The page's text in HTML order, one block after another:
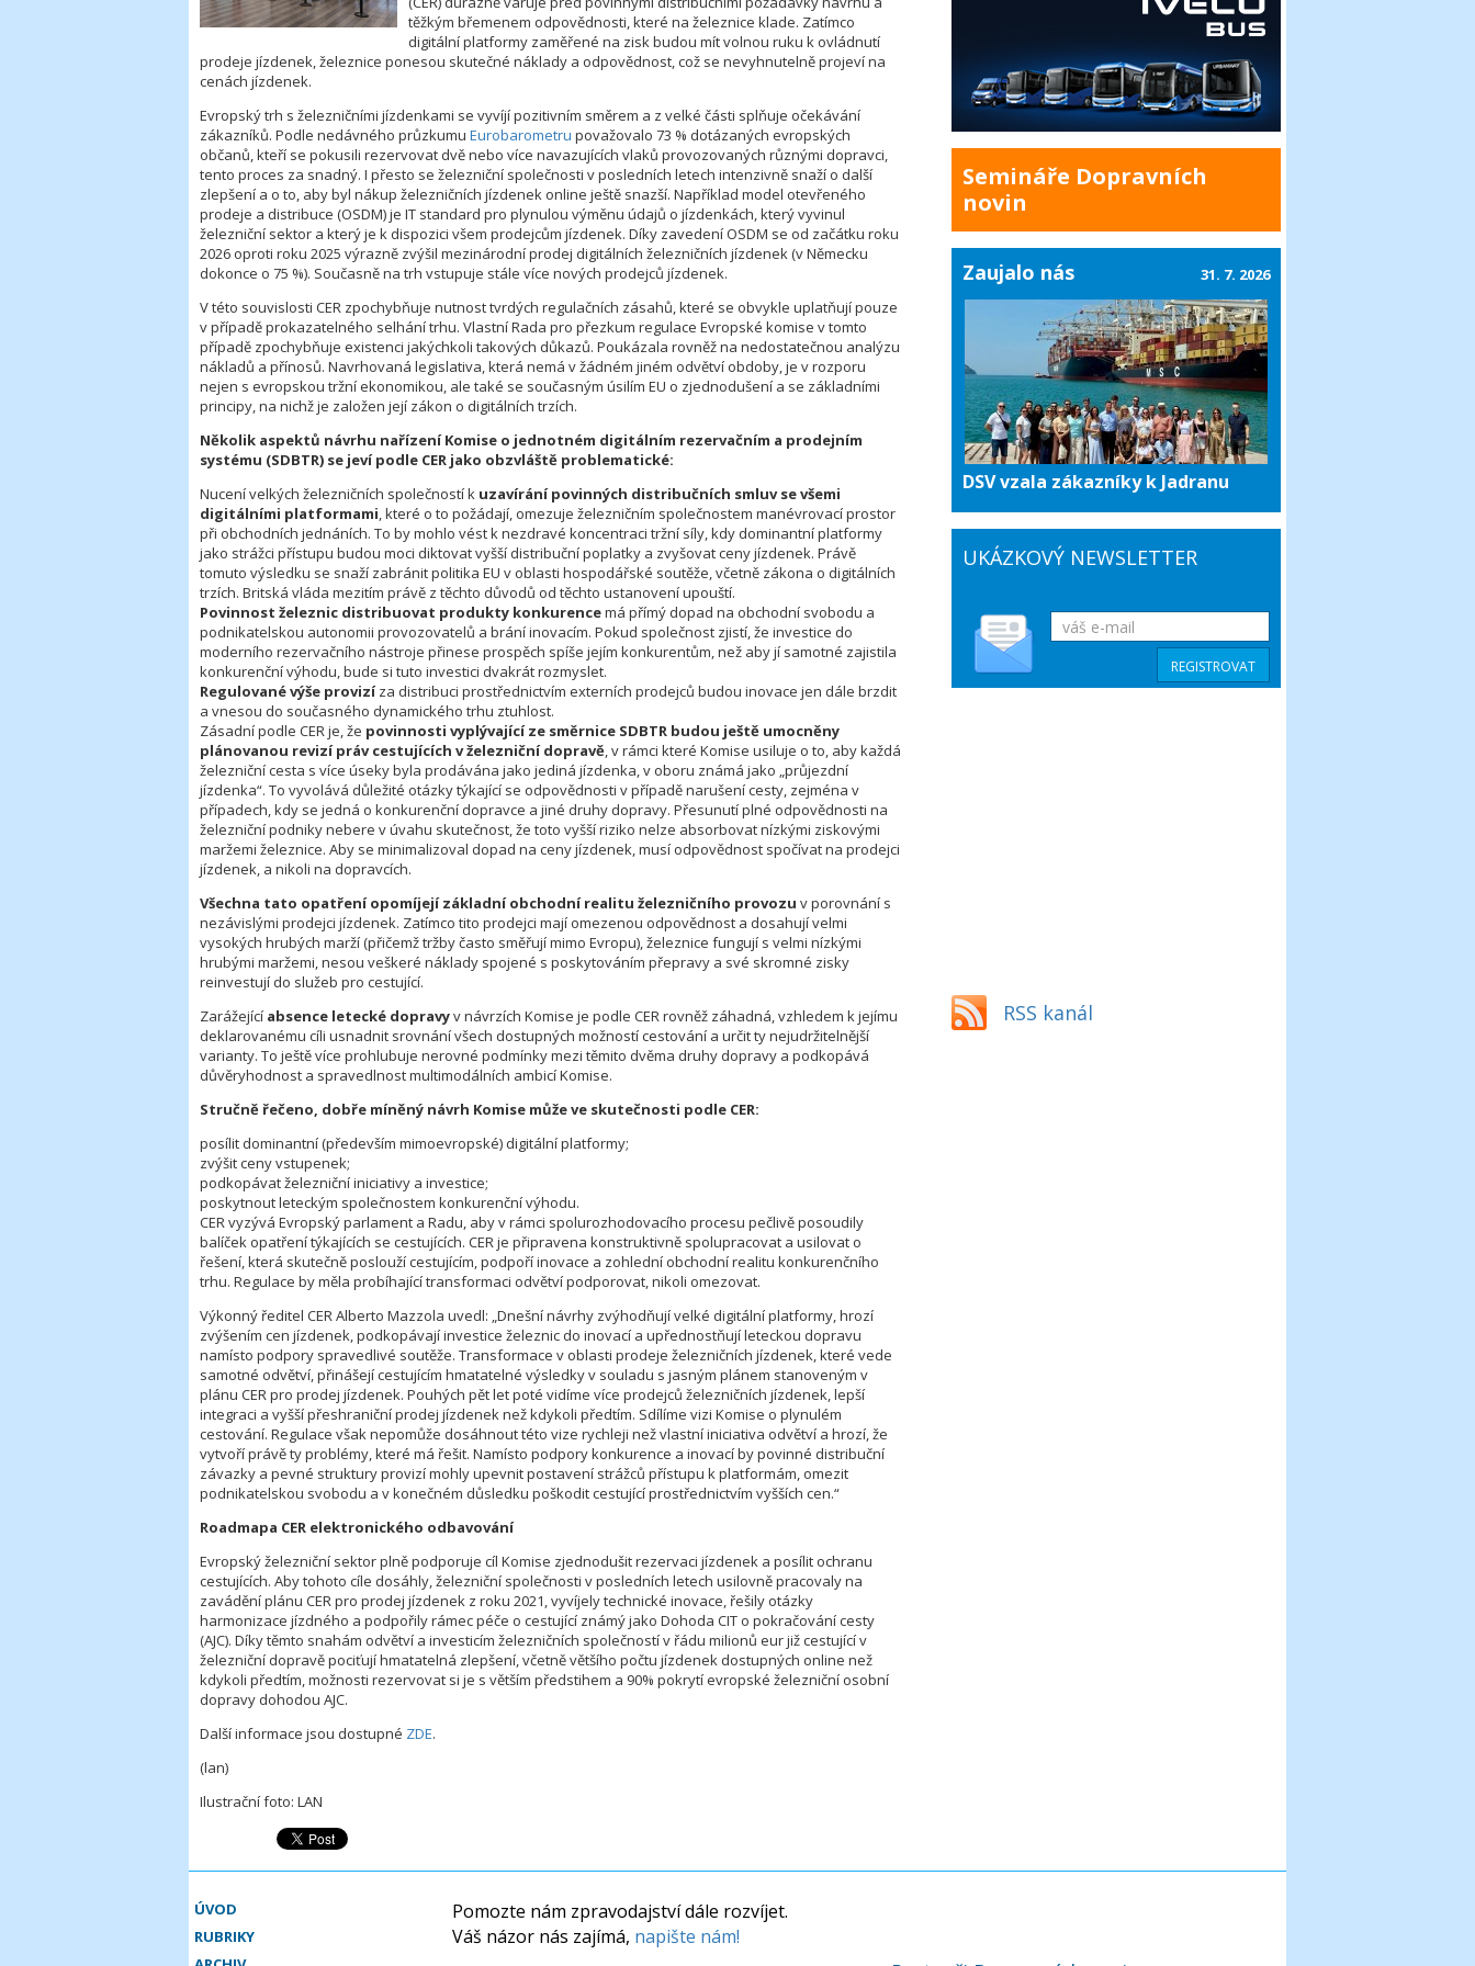
těžkým břemenem odpovědnosti, které na železnice klade. Zatímco
digitální platformy zaměřené na zisk budou mít volnou ruku k ovládnutí
prodeje jízdenek, železnice ponesou skutečné náklady a odpovědnost, což se nevyhnutelně projeví na
cenách jízdenek.
Evropský trh s železničními jízdenkami se vyvíjí pozitivním směrem a z velké části splňuje očekávání
zákazníků. Podle nedávného průzkumu Eurobarometru považovalo 73 % dotázaných evropských
občanů, kteří se pokusili rezervovat dvě nebo více navazujících vlaků provozovaných různými dopravci,
tento proces za snadný. I přesto se železniční společnosti v posledních letech intenzivně snaží o další
zlepšení a o to, aby byl nákup železničních jízdenek online ještě snazší. Například model otevřeného
prodeje a distribuce (OSDM) je IT standard pro plynulou výměnu údajů o jízdenkách, který vyvinul
železniční sektor a který je k dispozici všem prodejcům jízdenek. Díky zavedení OSDM se od začátku roku
2026 oproti roku 2025 výrazně zvýšil mezinárodní prodej digitálních železničních jízdenek (v Německu
dokonce o 75 %). Současně na trh vstupuje stále více nových prodejců jízdenek.
V této souvislosti CER zpochybňuje nutnost tvrdých regulačních zásahů, které se obvykle uplatňují pouze
v případě prokazatelného selhání trhu. Vlastní Rada pro přezkum regulace Evropské komise v tomto
případě zpochybňuje existenci jakýchkoli takových důkazů. Poukázala rovněž na nedostatečnou analýzu
nákladů a přínosů. Navrhovaná legislativa, která nemá v žádném jiném odvětví obdoby, je v rozporu
nejen s evropskou tržní ekonomikou, ale také se současným úsilím EU o zjednodušení a se základními
principy, na nichž je založen její zákon o digitálních trzích.
Několik aspektů návrhu nařízení Komise o jednotném digitálním rezervačním a prodejním
systému (SDBTR) se jeví podle CER jako obzvláště problematické:
Nucení velkých železničních společností k uzavírání povinných distribučních smluv se všemi
digitálními platformami, které o to požádají, omezuje železničním společnostem manévrovací prostor
při obchodních jednáních. To by mohlo vést k nezdravé koncentraci tržní síly, kdy dominantní platformy
jako strážci přístupu budou moci diktovat vyšší distribuční poplatky a zvyšovat ceny jízdenek. Právě
tomuto výsledku se snaží zabránit politika EU v oblasti hospodářské soutěže, včetně zákona o digitálních
trzích. Britská vláda mezitím právě z těchto důvodů od těchto ustanovení upouští.
Povinnost železnic distribuovat produkty konkurencemá přímý dopad na obchodní svobodu a
podnikatelskou autonomii provozovatelů a brání inovacím. Pokud společnost zjistí, že investice do
moderního rezervačního nástroje přinese prospěch spíše jejím konkurentům, než aby jí samotné zajistila
konkurenční výhodu, bude si tuto investici dvakrát rozmyslet.
Regulované výše provizíza distribuci prostřednictvím externích prodejců budou inovace jen dále brzdit
a vnesou do současného dynamického trhu ztuhlost.
Zásadní podle CER je, že povinnosti vyplývající ze směrnice SDBTR budou ještě umocněny
plánovanou revizí práv cestujících v železniční dopravě, v rámci které Komise usiluje o to, aby každá
železniční cesta s více úseky byla prodávána jako jediná jízdenka, v oboru známá jako „průjezdní
jízdenka“. To vyvolává důležité otázky týkající se odpovědnosti v případě narušení cesty, zejména v
případech, kdy se jedná o konkurenční dopravce a jiné druhy dopravy. Přesunutí plné odpovědnosti na
železniční podniky nebere v úvahu skutečnost, že toto vyšší riziko nelze absorbovat nízkými ziskovými
maržemi železnice. Aby se minimalizoval dopad na ceny jízdenek, musí odpovědnost spočívat na prodejci
jízdenek, a nikoli na dopravcích.
Všechna tato opatření opomíjejí základní obchodní realitu železničního provozu v porovnání s
nezávislými prodejci jízdenek. Zatímco tito prodejci mají omezenou odpovědnost a dosahují velmi
vysokých hrubých marží (přičemž tržby často směřují mimo Evropu), železnice fungují s velmi nízkými
hrubými maržemi, nesou veškeré náklady spojené s poskytováním přepravy a své skromné zisky
reinvestují do služeb pro cestující.
Zarážející absence letecké dopravyv návrzích Komise je podle CER rovněž záhadná, vzhledem k jejímu
deklarovanému cíli usnadnit srovnání všech dostupných možností cestování a určit ty nejudržitelnější
varianty. To ještě více prohlubuje nerovné podmínky mezi těmito dvěma druhy dopravy a podkopává
důvěryhodnost a spravedlnost multimodálních ambicí Komise.
Stručně řečeno, dobře míněný návrh Komise může ve skutečnosti podle CER:
posílit dominantní (především mimoevropské) digitální platformy;
zvýšit ceny vstupenek;
podkopávat železniční iniciativy a investice;
poskytnout leteckým společnostem konkurenční výhodu.
CER vyzývá Evropský parlament a Radu, aby v rámci spolurozhodovacího procesu pečlivě posoudily
balíček opatření týkajících se cestujících. CER je připravena konstruktivně spolupracovat a usilovat o
řešení, která skutečně poslouží cestujícím, podpoří inovace a zohlední obchodní realitu konkurenčního
trhu. Regulace by měla probíhající transformaci odvětví podporovat, nikoli omezovat.
Výkonný ředitel CER Alberto Mazzola uvedl: „Dnešní návrhy zvýhodňují velké digitální platformy, hrozí
zvýšením cen jízdenek, podkopávají investice železnic do inovací a upřednostňují leteckou dopravu
namísto podpory spravedlivé soutěže. Transformace v oblasti prodeje železničních jízdenek, které vede
samotné odvětví, přinášejí cestujícím hmatatelné výsledky v souladu s jasným plánem stanoveným v
plánu CER pro prodej jízdenek. Pouhých pět let poté vidíme více prodejců železničních jízdenek, lepší
integraci a vyšší přeshraniční prodej jízdenek než kdykoli předtím. Sdílíme vizi Komise o plynulém
cestování. Regulace však nepomůže dosáhnout této vize rychleji než vlastní iniciativa odvětví a hrozí, že
vytvoří právě ty problémy, které má řešit. Namísto podpory konkurence a inovací by povinné distribuční
závazky a pevné struktury provizí mohly upevnit postavení strážců přístupu k platformám, omezit
podnikatelskou svobodu a v konečném důsledku poškodit cestující prostřednictvím vyšších cen.“
Roadmapa CER elektronického odbavování
Evropský železniční sektor plně podporuje cíl Komise zjednodušit rezervaci jízdenek a posílit ochranu
cestujících. Aby tohoto cíle dosáhly, železniční společnosti v posledních letech usilovně pracovaly na
zavádění plánu CER pro prodej jízdenek z roku 2021, vyvíjely technické inovace, řešily otázky
harmonizace jízdného a podpořily rámec péče o cestující známý jako Dohoda CIT o pokračování cesty
(AJC). Díky těmto snahám odvětví a investicím železničních společností v řádu milionů eur již cestující v
železniční dopravě pociťují hmatatelná zlepšení, včetně většího počtu jízdenek dostupných online než
kdykoli předtím, možnosti rezervovat si je s větším předstihem a 90% pokrytí evropské železniční osobní
dopravy dohodou AJC.
Další informace jsou dostupné ZDE.
(lan)
Ilustrační foto: LAN
Semináře Dopravních
novin
Zaujalo nás
DSV vzala zákazníky k Jadranu
31. 7. 2026
UKÁZKOVÝ NEWSLETTER
RSS kanál
ÚVOD
RUBRIKY
Pomozte nám zpravodajství dále rozvíjet.
Váš názor nás zajímá, napište nám!